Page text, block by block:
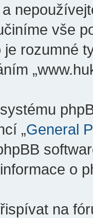
vše
je rozumné
„General
o
na